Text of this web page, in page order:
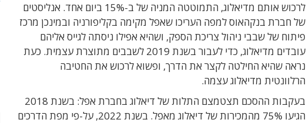
לרכוש אותם מדיאלוג, התמוטטה המניה של ב-15% ביום אחד. אנליסטים
של חברת בנקהאוס למפה העריכו שאפל מקימה בקליפורניה ובמינכן מרכז
פיתוח של שבבי ניהול צריכת הספק, ושהיא אפילו ניסתה לגייס אליהם
עובדים מדיאלוג, כדי לעבור בשנת 2019 לשבבים מתוצרת עצמית. כעת
נראה שהיא החילטה לקצר את הדרך, ופשוא לרכוש את החטיבה
הרלוונטית מדיאלוג עצמה.
בעקבות ההסכם תצטמצם התלות של דיאלוג בחברת אפל: בשנת 2018
הגיעו 75% מהמכירות של דיאלוג מאפל. בשנת 2022, על-פי מפת הדרכים